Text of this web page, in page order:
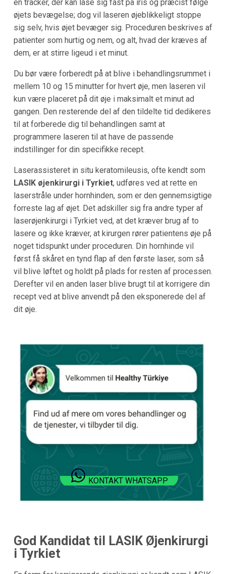
en tracker, der kan låse sig fast på iris og præcist følge
øjets bevægelse; dog vil laseren øjeblikkeligt stoppe
sig selv, hvis øjet bevæger sig. Proceduren beskrives af
patienter som hurtig og nem, og alt, hvad der kræves af
dem, er at stirre ligeud i et minut.
Du bør være forberedt på at blive i behandlingsrummet i
mellem 10 og 15 minutter for hvert øje, men laseren vil
kun være placeret på dit øje i maksimalt et minut ad
gangen. Den resterende del af den tildelte tid dedikeres
til at forberede dig til behandlingen samt at
programmere laseren til at have de passende
indstillinger for din specifikke recept.
Laserassisteret in situ keratomileusis, ofte kendt som
LASIK øjenkirurgi i Tyrkiet, udføres ved at rette en
laserstråle under hornhinden, som er den gennemsigtige
forreste lag af øjet. Det adskiller sig fra andre typer af
laserøjenkirurgi i Tyrkiet ved, at det kræver brug af to
lasere og ikke kræver, at kirurgen rører patientens øje på
noget tidspunkt under proceduren. Din hornhinde vil
først få skåret en tynd flap af den første laser, som så
vil blive løftet og holdt på plads for resten af processen.
Derefter vil en anden laser blive brugt til at korrigere din
recept ved at blive anvendt på den eksponerede del af
dit øje.
KONTAKT WHATSAPP
God Kandidat til LASIK Øjenkirurgi
i Tyrkiet